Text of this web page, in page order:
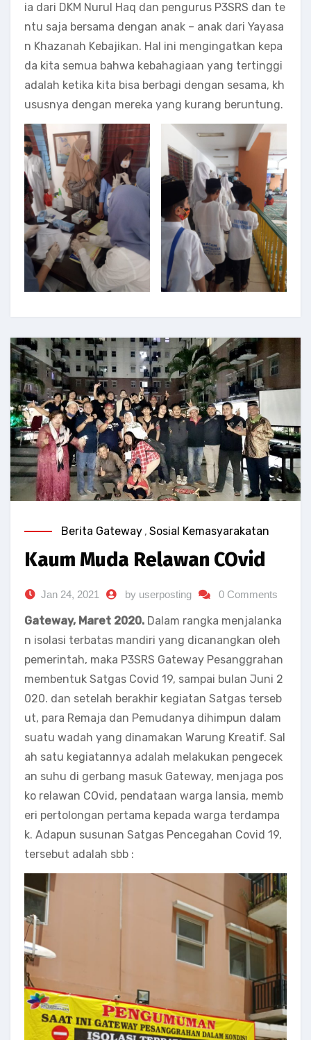
ia dari DKM Nurul Haq dan pengurus P3SRS dan te
ntu saja bersama dengan anak – anak dari Yayasa
n Khazanah Kebajikan. Hal ini mengingatkan kepa
da kita semua bahwa kebahagiaan yang tertinggi
adalah ketika kita bisa berbagi dengan sesama, kh
ususnya dengan mereka yang kurang beruntung.
Berita Gateway , Sosial Kemasyarakatan
Kaum Muda Relawan COvid
Jan 24, 2021 by userposting 0 Comments
Gateway, Maret 2020. Dalam rangka menjalanka
n isolasi terbatas mandiri yang dicanangkan oleh
pemerintah, maka P3SRS Gateway Pesanggrahan
membentuk Satgas Covid 19, sampai bulan Juni 2
020. dan setelah berakhir kegiatan Satgas terseb
ut, para Remaja dan Pemudanya dihimpun dalam
suatu wadah yang dinamakan Warung Kreatif. Sal
ah satu kegiatannya adalah melakukan pengecek
an suhu di gerbang masuk Gateway, menjaga pos
ko relawan COvid, pendataan warga lansia, memb
eri pertolongan pertama kepada warga terdampa
k. Adapun susunan Satgas Pencegahan Covid 19,
tersebut adalah sbb :